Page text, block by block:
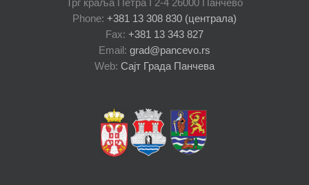
25.05.2016. године у Лугожу у Румунији је одржана
радионица на тему "Примена соларне енергије",